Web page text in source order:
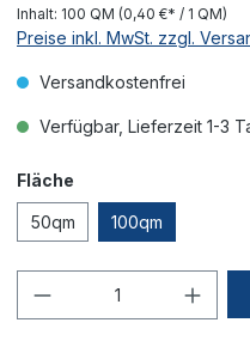
Inhalt: 100 QM (0,40 €* / 1 QM)
Preise inkl. MwSt. zzgl.
Versandkostenfrei
Verfügbar, Lieferzeit 1-3
Fläche
50qm 100qm
Produkt